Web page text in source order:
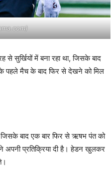
से सुर्खियों में बना रहा था, जिसके बाद
पहले मैच के बाद फिर से देखने को मिल
जिसके बाद एक बार फिर से ऋषभ पंत को
अपनी प्रतिक्रिया दी है। हेडन खुलकर